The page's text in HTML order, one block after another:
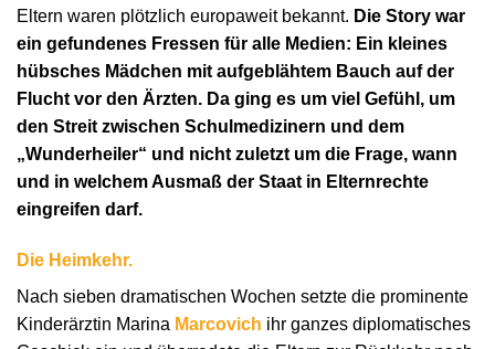
Eltern waren plötzlich europaweit bekannt. Die Story war
ein gefundenes Fressen für alle Medien: Ein kleines
hübsches Mädchen mit aufgeblähtem Bauch auf der
Flucht vor den Ärzten. Da ging es um viel Gefühl, um
den Streit zwischen Schulmedizinern und dem
„Wunderheiler“ und nicht zuletzt um die Frage, wann
und in welchem Ausmaß der Staat in Elternrechte
eingreifen darf.
Die Heimkehr.
Nach sieben dramatischen Wochen setzte die prominente
Kinderärztin Marina Marcovich ihr ganzes diplomatisches